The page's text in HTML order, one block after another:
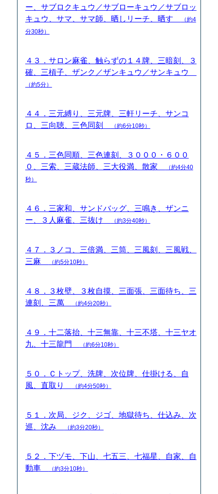
ー、サブロクキュウ／サブローキュウ／サブロッ
キュウ、サマ、サマ師、晒しリーチ、晒す
（約4
分30秒）
４３．サロン麻雀、触らずの１４牌、三暗刻、３
確、三槓子、ザンク／ザンキュウ／サンキュウ
（約5分）
４４．三元縛り、三元牌、三軒リーチ、サンコ
ロ、三向聴、三色同刻
（約6分10秒）
４５．三色同順、三色連刻、３０００・６００
０、三索、三蔵法師、三大役満、散家
（約4分40
秒）
４６．三家和、サンドバッグ、三鳴き、ザンニ
ー、３人麻雀、三抜け
（約3分40秒）
４７．３ノコ、三倍満、三筒、三風刻、三風戦、
三麻
（約5分10秒）
４８．３枚壁、３枚自摸、三面張、三面待ち、三
連刻、三萬
（約4分20秒）
４９．十二落抬、十三無靠、十三不塔、十三ヤオ
九、十三龍門
（約6分10秒）
５０．Ｃトップ、洗牌、次位牌、仕掛ける、自
風、直取り
（約4分50秒）
５１．次局、ジク、ジゴ、地獄待ち、仕込み、次
巡、沈み
（約3分20秒）
５２．下ヅモ、下山、七五三、七福星、自家、自
動車
（約3分10秒）